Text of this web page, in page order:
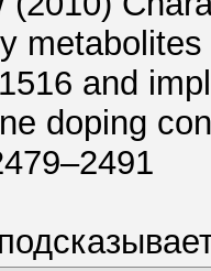
and
doping